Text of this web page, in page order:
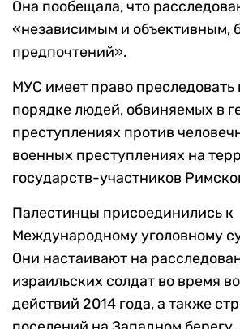
Она пообещала, что
«независимым и объективным,
предпочтений».
МУС имеет право преследовать
порядке людей, обвиняемых в
преступлениях против
военных преступлениях на
государств-участников
Палестинцы присоединились к
Международному уголовному
Они настаивают на
израильских солдат во время
действий 2014 года, а также